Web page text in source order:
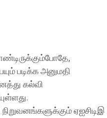
படிக்க அனுமதி
கல்வி
ஏஐசிடிஇ